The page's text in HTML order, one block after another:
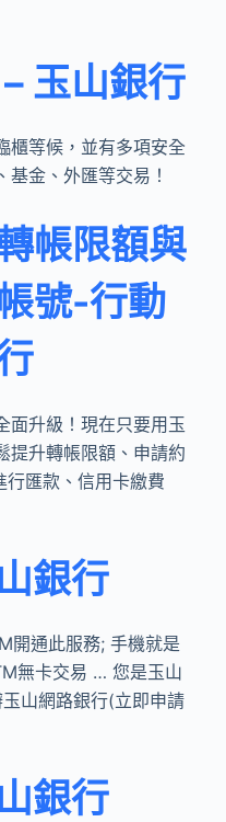
玉山銀行
櫃等候，並有多項安全
基金、外匯等交易！
帳限額與
號-行動
面升級！現在只要用玉
提升轉帳限額、申請約
匯款、信用卡繳費
銀行
開通此服務; 手機就是
無卡交易 … 您是玉山
山網路銀行(立即申請
銀行